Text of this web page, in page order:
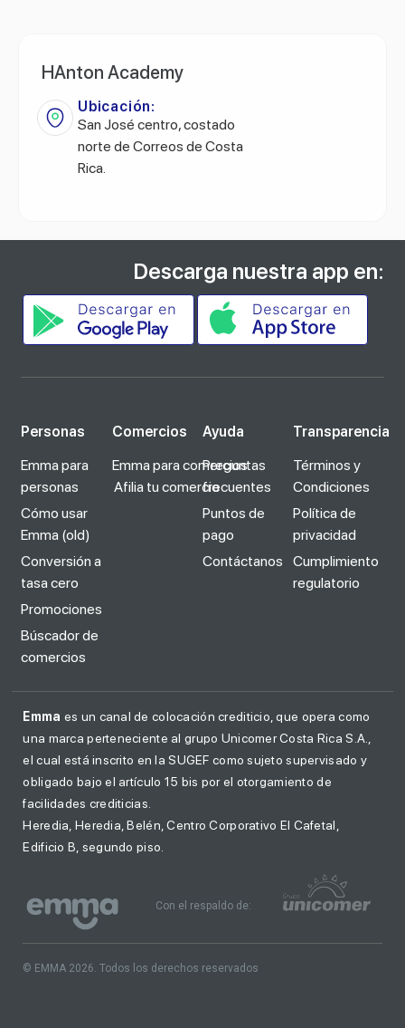
HAnton Academy
Ubicación:
San José centro, costado
norte de Correos de Costa
Rica.
Descarga nuestra app en:
Personas
Emma para
personas
Cómo usar
Emma (old)
Conversión a
tasa cero
Promociones
Búscador de
comercios
Comercios
Emma para comercios
Afilia tu comercio
Ayuda
Preguntas
frecuentes
Puntos de
pago
Contáctanos
Transparencia
Términos y
Condiciones
Política de
privacidad
Cumplimiento
regulatorio
Emma es un canal de colocación crediticio, que opera como
una marca perteneciente al grupo Unicomer Costa Rica S.A.,
el cual está inscrito en la SUGEF como sujeto supervisado y
obligado bajo el artículo 15 bis por el otorgamiento de
facilidades crediticias.
Heredia, Heredia, Belén, Centro Corporativo El Cafetal,
Edificio B, segundo piso.
© EMMA 2026. Todos los derechos reservados
Con el respaldo de: